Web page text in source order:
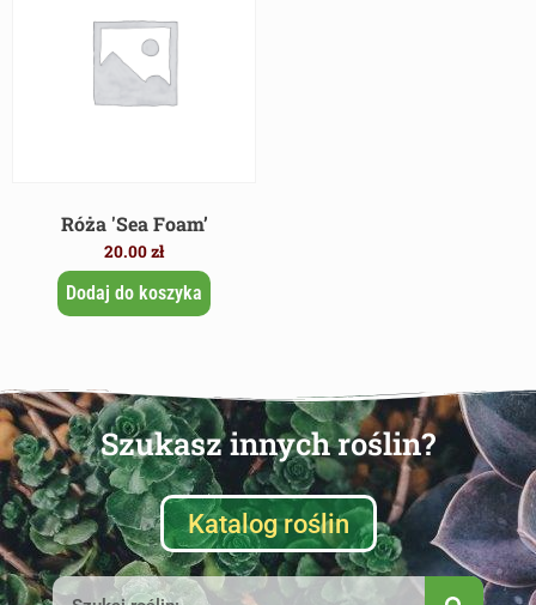
Róża 'Sea Foam’
20.00zł
Dodaj do koszyka
Szukasz innych roślin?
Katalog roślin